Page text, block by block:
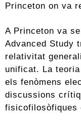
Princeton on va
A Princeton va
Advanced Study
relativitat
unificat. La
els fenòmens
discussions
fisicofilosòfiques